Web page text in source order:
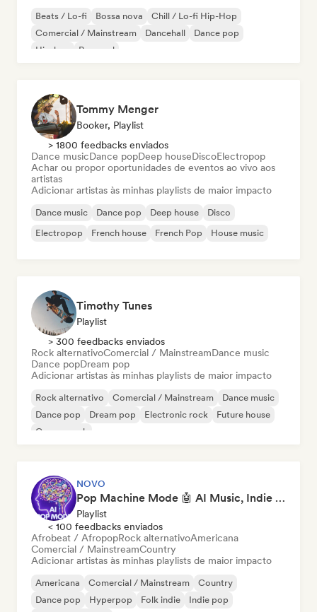
Beats / Lo-fi Bossa nova
Chill / Lo-fi Hip-Hop
Comercial / Mainstream
Dancehall
Dance pop
Hip-hop
Pop soul
Tommy Menger
Booker, Playlist
> 1800 feedbacks enviados
Dance musicDance popDeep houseDiscoElectropop
Achar ou propor oportunidades de eventos ao vivo aos
artistas
Adicionar artistas às minhas playlists de maior impacto
Dance music Dance pop Deep house
Disco
Electropop
French house French Pop House music
Timothy Tunes
Playlist
> 300 feedbacks enviados
Rock alternativoComercial / MainstreamDance music
Dance popDream pop
Adicionar artistas às minhas playlists de maior impacto
Rock alternativo Comercial / Mainstream
Dance music
Dance pop
Dream pop Electronic rock
Future house
Garage rock
NOVO
Pop Machine Mode 🤖 AI Music, Indie Pop & Dream Pop
Playlist
< 100 feedbacks enviados
Afrobeat / AfropopRock alternativoAmericana
Comercial / MainstreamCountry
Adicionar artistas às minhas playlists de maior impacto
Americana Comercial / Mainstream
Country
Dance pop
Hyperpop Folk indie
Indie pop